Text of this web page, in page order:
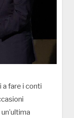
a fare i conti